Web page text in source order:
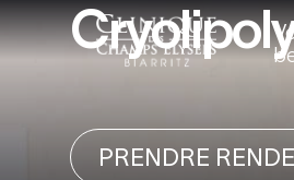
PRENDRE